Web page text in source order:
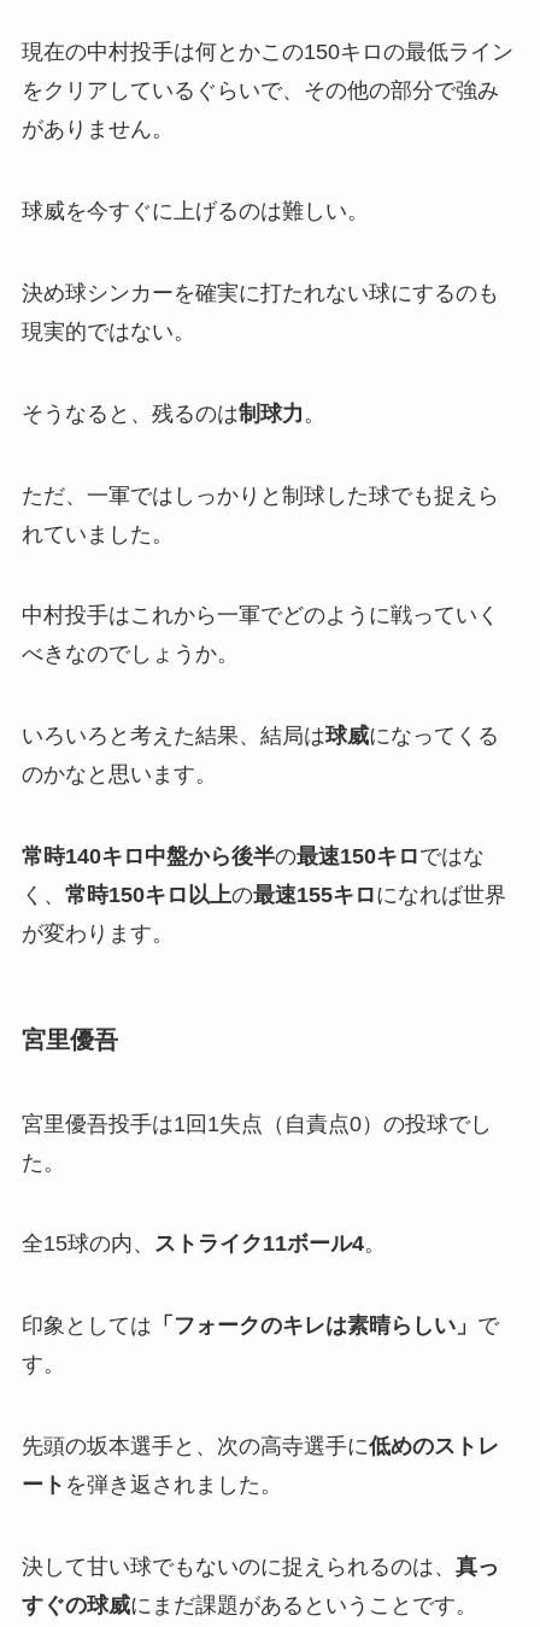
現在の中村投手は何とかこの150キロの最低ライン
をクリアしているぐらいで、その他の部分で強み
がありません。
球威を今すぐに上げるのは難しい。
決め球シンカーを確実に打たれない球にするのも
現実的ではない。
そうなると、残るのは制球力 。
ただ、一軍ではしっかりと制球した球でも捉えら
れていました。
中村投手はこれから一軍でどのように戦っていく
べきなのでしょうか。
いろいろと考えた結果、結局は球威になってくる
のかなと思います。
常時140キロ中盤から後半の最速150キロではな
く、 常時150キロ以上の最速155キロになれば世界
が変わります。
宮里優吾
宮里優吾投手は1回1失点（自責点0）の投球でし
た。
全15球の内、 ストライク11ボール4。
印象としては 「 フォークのキレは素晴らしい」 で
す。
先頭の坂本選手と、次の高寺選手に低めのストレ
ート を弾き返されました。
決して甘い球でもないのに捉えられるのは、 真っ
すぐの球威にまだ課題があるということです。